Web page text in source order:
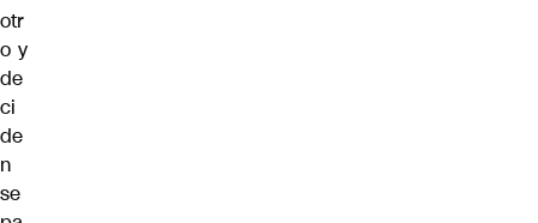
otr
o y
de
ci
de
n
se